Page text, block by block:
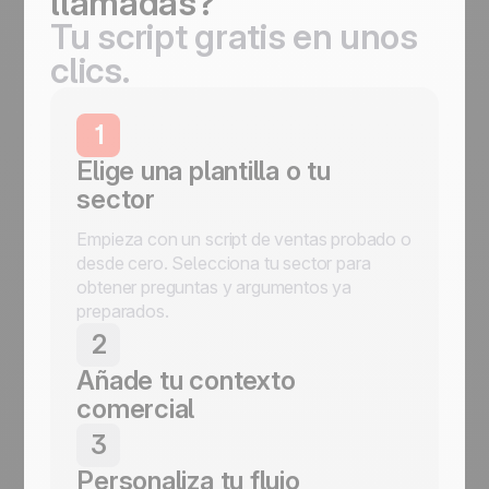
Tu script gratis en unos
clics.
1
Elige una plantilla o tu
sector
Empieza con un script de ventas probado o
desde cero. Selecciona tu sector para
obtener preguntas y argumentos ya
preparados.
2
Añade tu contexto
comercial
Define tu oferta, audiencia y objetivos para
adaptar el guion a tus conversaciones de
ventas.
3
Personaliza tu flujo